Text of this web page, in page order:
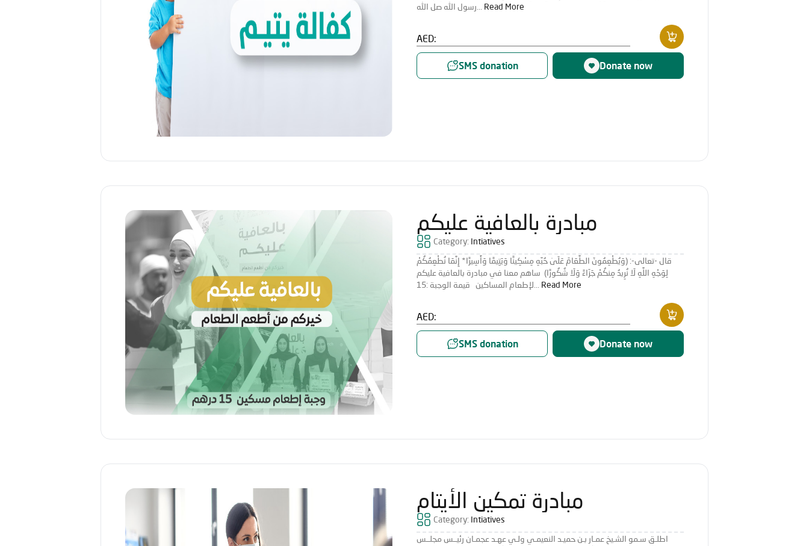
Read More
AED:
SMS donation Donate now
مبادرة بالعافية عليكم
Category: Intiatives
قال -تعالى-: (وَيُطْعِمُونَ الطَّعَامَ عَلَىٰ حُبِّهِ مِسْكِينًا وَيَتِيمًا وَأَسِيرًا* إِنَّمَا نُطْعِمُكُمْ
لِوَجْهِ اللَّهِ لَا نُرِيدُ مِنكُمْ جَزَاءً وَلَا شُكُورًا) ساهم معنا في مبادرة بالعافية عليكم
Read More
AED:
SMS donation Donate now
مبادرة تمكين الأيتام
Category: Intiatives
اطلـق سـمو الشـيخ عمـار بـن حميـد النعيمـي ولـي عهـد عجمـان رئيــس مجلــس